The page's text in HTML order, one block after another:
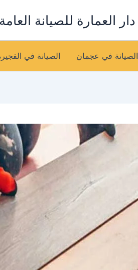
دار العمارة للصيانة العامة
الصيانة في عجمان الصيانة في